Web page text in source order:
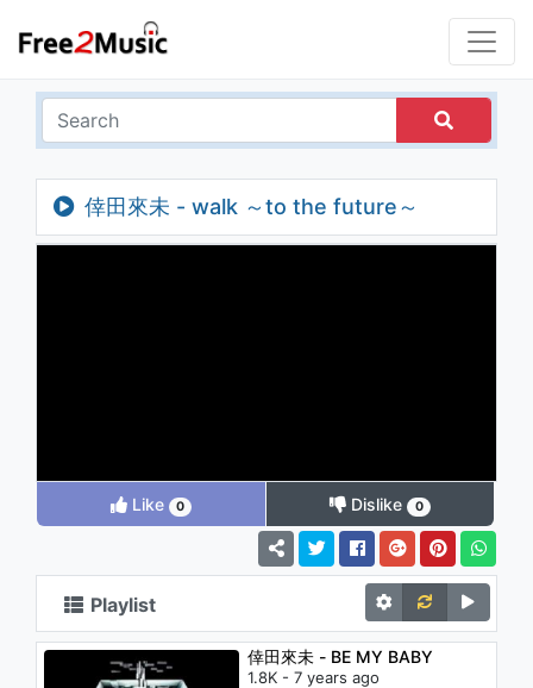
倖田來未 - walk ～to the future～
Like 0 Dislike 0
Playlist
倖田來未 - BE MY BABY
1.8K - 7 years ago